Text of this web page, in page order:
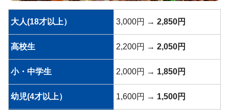
大人(18才以上） 3,000円 → 2,850円
高校生 2,200円 → 2,050円
小・中学生 2,000円 → 1,850円
幼児(4才以上） 1,600円 → 1,500円